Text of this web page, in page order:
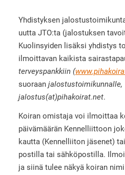
Yhdistyksen
uutta JTO:ta (jalostuksen
Kuolinsyiden lisäksi yhdistys
ilmoittavan kaikista
terveyspankkiin (
suoraan jalostustoimikunnalle,
jalostus(at)pihakoirat.net.
Koiran omistaja voi ilmoittaa
päivämäärän Kennelliittoon
kautta (Kennelliiton jäsenet)
postilla tai sähköpostilla.
ja siinä tulee näkyä koiran